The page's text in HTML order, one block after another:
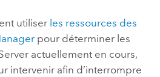
utiliser les ressources des
pour déterminer les
actuellement en cours,
intervenir afin d’interrompre